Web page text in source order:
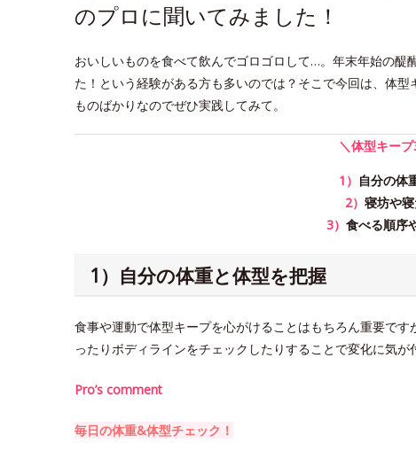
のプロに聞いてみました！
おいしいものを食べて飲んでゴロゴロして…。年末年始の醍
た！という経験がある方も多いのでは？そこで今回は、体
ものばかりなのでぜひ実践してみて。
＼体型キー
1） 自分の体
2） 寝坊や
3） 食べる順序
1）自分の体重と体型を把握
食事や運動で体型キープを心がけることはもちろん重要で
ったりボディラインをチェックしたりすることで変化に気が
Pro’s comment
毎日の体重&体型チェック！